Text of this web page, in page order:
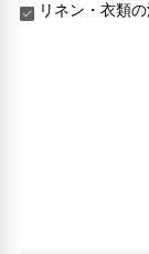
リネン・衣類